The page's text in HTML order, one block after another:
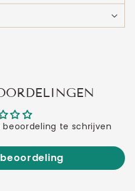
te schrijven